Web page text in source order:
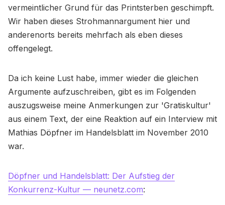
vermeintlicher Grund für das Printsterben geschimpft.
Wir haben dieses Strohmannargument hier und
anderenorts bereits mehrfach als eben dieses
offengelegt.
Da ich keine Lust habe, immer wieder die gleichen
Argumente aufzuschreiben, gibt es im Folgenden
auszugsweise meine Anmerkungen zur 'Gratiskultur'
aus einem Text, der eine Reaktion auf ein Interview mit
Mathias Döpfner im Handelsblatt im November 2010
war.
Döpfner und Handelsblatt: Der Aufstieg der
Konkurrenz-Kultur — neunetz.com: